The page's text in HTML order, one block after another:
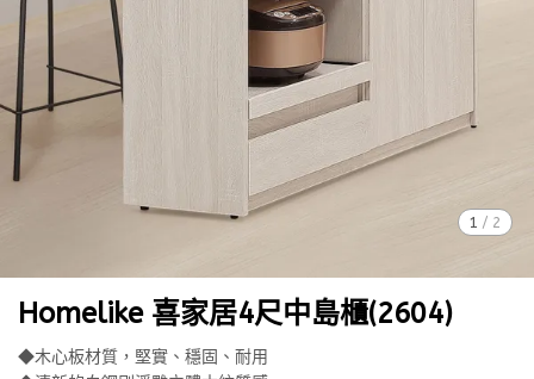
1 / 2
Homelike 喜家居4尺中島櫃(2604)
◆木心板材質，堅實、穩固、耐用